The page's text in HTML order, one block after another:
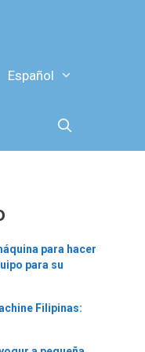
Español
para hacer
para su
Filipinas: